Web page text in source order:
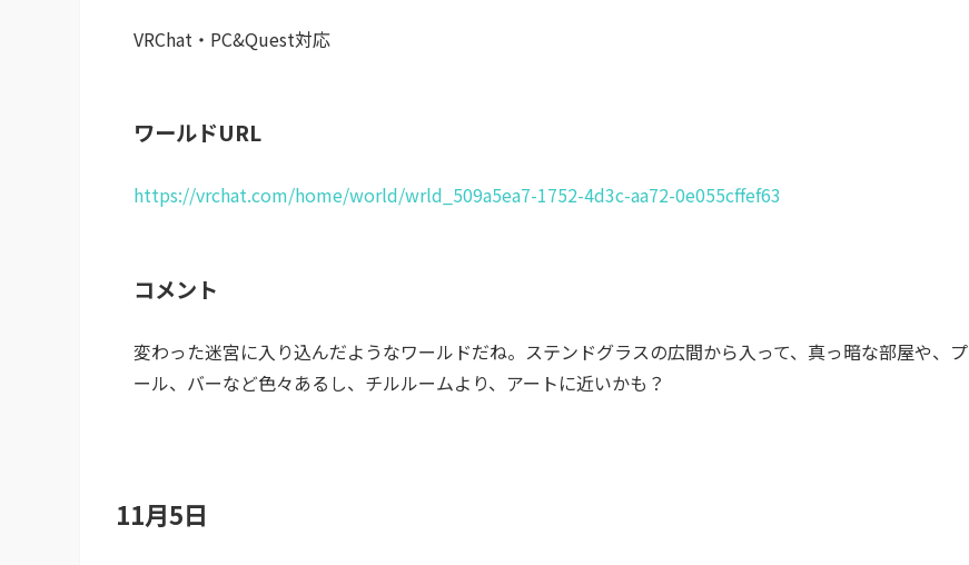
VRChat・PC&Quest対応
ワールドURL
https://vrchat.com/home/world/wrld_509a5ea7-1752-4d3c-aa72-0e055cffef63
コメント
変わった迷宮に入り込んだようなワールドだね。ステンドグラスの広間から入って、真っ暗な部屋や、プ
ール、バーなど色々あるし、チルルームより、アートに近いかも？
11月5日